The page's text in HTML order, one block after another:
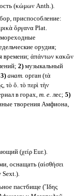
(κώμων Anth.).
приспособление:
ὄργανα Plat.
мореходные
орудия;
времени; ἁπάντων κακῶν
2)музыкальный
3) анат. орган (τὰ
τὸ ὄ. τὸ περὶ τὴν
в горах, т. е. лес; 5)
творения Амфиона,
(χείρ Eur.).
оснащать (αἰσθήσει
Sext.).
пастбище (Ἴδης